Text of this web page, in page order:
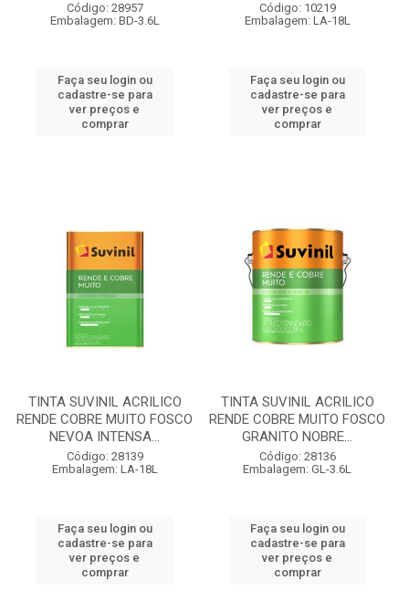
Código: 28957
Embalagem: BD-3.6L
Faça seu login ou
cadastre-se para
ver preços e
comprar
Código: 10219
Embalagem: LA-18L
Faça seu login ou
cadastre-se para
ver preços e
comprar
TINTA SUVINIL ACRILICO
RENDE COBRE MUITO FOSCO
NEVOA INTENSA...
Código: 28139
Embalagem: LA-18L
Faça seu login ou
cadastre-se para
ver preços e
comprar
TINTA SUVINIL ACRILICO
RENDE COBRE MUITO FOSCO
GRANITO NOBRE...
Código: 28136
Embalagem: GL-3.6L
Faça seu login ou
cadastre-se para
ver preços e
comprar